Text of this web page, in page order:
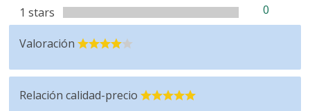
1 stars
0
Valoración
Relación calidad-precio